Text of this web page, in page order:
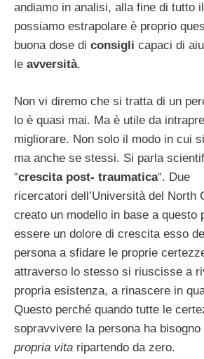
andiamo in analisi, alla fine di tutto
possiamo estrapolare è proprio
buona dose di consigli capaci di
le avversità.
Non vi diremo che si tratta di un
lo è quasi mai. Ma è utile da
migliorare. Non solo il modo in cui
ma anche se stessi. Si parla
“crescita post- traumatica“. Due
ricercatori dell’Università del North
creato un modello in base a questo
essere un dolore di crescita esso
persona a sfidare le proprie
attraverso lo stesso si riuscisse a
propria esistenza, a rinascere in
Questo perché quando tutte le
sopravvivere la persona ha bisogno
propria vita ripartendo da zero.